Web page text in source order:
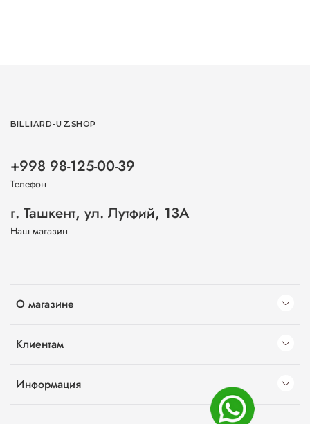
О магазине
Клиентам
Информация
BILLIARD-UZ.SHOP
+998 98-125-00-39
Телефон
г. Ташкент, ул. Лутфий, 13А
Наш магазин